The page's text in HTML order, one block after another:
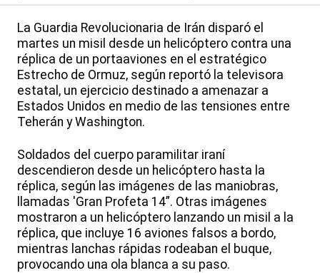
La Guardia Revolucionaria de Irán disparó el
martes un misil desde un helicóptero contra una
réplica de un portaaviones en el estratégico
Estrecho de Ormuz, según reportó la televisora
estatal, un ejercicio destinado a amenazar a
Estados Unidos en medio de las tensiones entre
Teherán y Washington.
Soldados del cuerpo paramilitar iraní
descendieron desde un helicóptero hasta la
réplica, según las imágenes de las maniobras,
llamadas 'Gran Profeta 14”. Otras imágenes
mostraron a un helicóptero lanzando un misil a la
réplica, que incluye 16 aviones falsos a bordo,
mientras lanchas rápidas rodeaban el buque,
provocando una ola blanca a su paso.